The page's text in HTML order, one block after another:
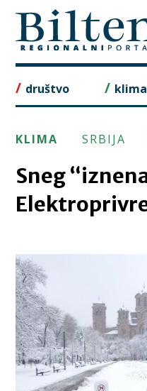
to
content
društvo klima
KLIMA SRBIJA
Sneg